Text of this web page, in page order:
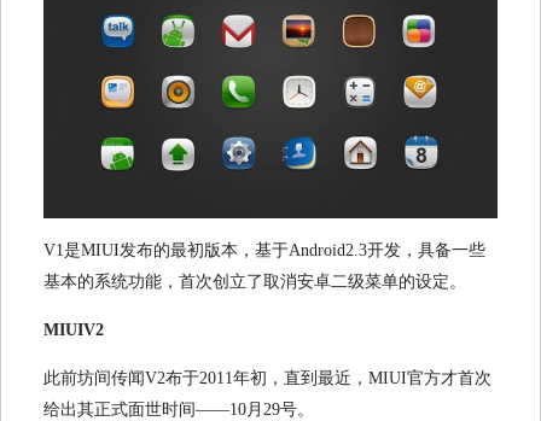
V1是MIUI发布的最初版本，基于Android2.3开发，具备一些
基本的系统功能，首次创立了取消安卓二级菜单的设定。
MIUIV2
此前坊间传闻V2布于2011年初，直到最近， MIUI官方才首次
给出其正式面世时间——10月 29号。